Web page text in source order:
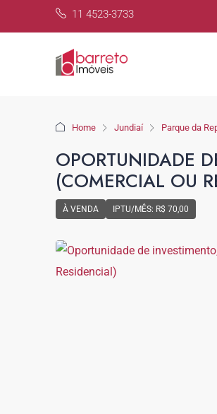
11 4523-3733
Home Jundiaí Parque da
OPORTUNIDADE
(COMERCIAL OU
À VENDA IPTU/MÊS: R$ 70,00